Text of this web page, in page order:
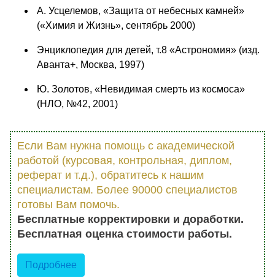
А. Усцелемов, «Защита от небесных камней»
(«Химия и Жизнь», сентябрь 2000)
Энциклопедия для детей, т.8 «Астрономия» (изд.
Аванта+, Москва, 1997)
Ю. Золотов, «Невидимая смерть из космоса»
(НЛО, №42, 2001)
Если Вам нужна помощь с академической
работой (курсовая, контрольная, диплом,
реферат и т.д.), обратитесь к нашим
специалистам. Более 90000 специалистов
готовы Вам помочь.
Бесплатные корректировки и доработки.
Бесплатная оценка стоимости работы.
Подробнее